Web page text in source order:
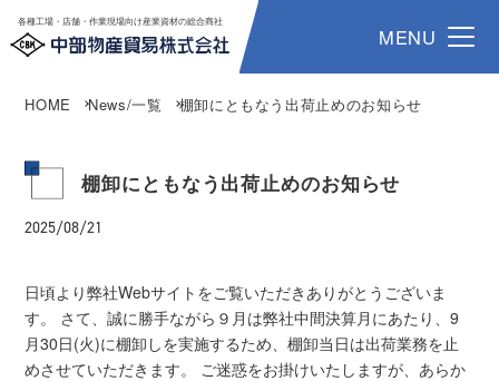
各種工場・店舗・作業現場向け産業資材の総合商社
MENU
HOME News/一覧 棚卸にともなう出荷止めのお知らせ
棚卸にともなう出荷止めのお知らせ
2025/08/21
日頃より弊社Webサイトをご覧いただきありがとうございま
す。 さて、誠に勝手ながら９月は弊社中間決算月にあたり、9
月30日(火)に棚卸しを実施するため、棚卸当日は出荷業務を止
めさせていただきます。 ご迷惑をお掛けいたしますが、あらか